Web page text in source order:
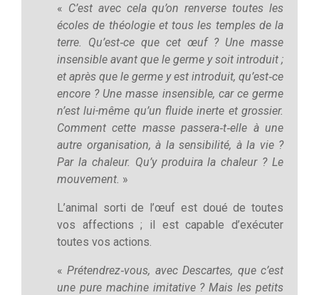
« C’est avec cela qu’on renverse toutes les
écoles de théologie et tous les temples de la
terre. Qu’est‑ce que cet œuf ? Une masse
insensible avant que le germe y soit introduit ;
et après que le germe y est introduit, qu’est‑ce
encore ? Une masse insensible, car ce germe
n’est lui-même qu’un fluide inerte et grossier.
Comment cette masse passera‑t‑elle à une
autre organisation, à la sensibilité, à la vie ?
Par la chaleur. Qu’y produira la chaleur ? Le
mouvement. »
L’animal sorti de l’œuf est doué de toutes
vos affections ; il est capable d’exécuter
toutes vos actions.
«Prétendrez‑vous, avec Descartes, que c’est
une pure machine imitative ? Mais les petits